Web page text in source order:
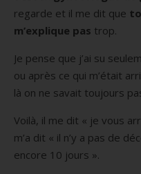
regarde et il me dit que
m’explique pas trop.
Je pense que j’ai su
ou après ce qui m’était
là on ne savait toujours
Voilà, il me dit « je vous
m’a dit « il n’y a pas de
encore 10 jours ».